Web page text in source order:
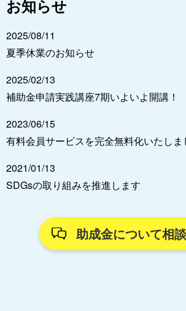
お知らせ
2025/08/11
夏季休業のお知らせ
2025/02/13
補助金申請実践講座7期いよいよ開講！
2023/06/15
有料会員サービスを完全無料化いたしま
2021/01/13
SDGsの取り組みを推進します
助成金について相